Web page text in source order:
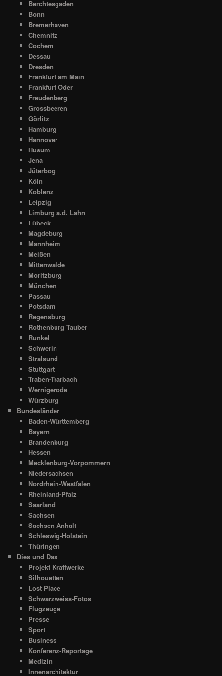
Berchtesgaden
Bonn
Bremerhaven
Chemnitz
Cochem
Dessau
Dresden
Frankfurt am Main
Frankfurt Oder
Freudenberg
Grossbeeren
Görlitz
Hamburg
Hannover
Husum
Jena
Jüterbog
Köln
Koblenz
Leipzig
Limburg a.d. Lahn
Lübeck
Magdeburg
Mannheim
Meißen
Mittenwalde
Moritzburg
München
Passau
Potsdam
Regensburg
Rothenburg Tauber
Runkel
Schwerin
Stralsund
Stuttgart
Traben-Trarbach
Wernigerode
Würzburg
Bundesländer
Baden-Württemberg
Bayern
Brandenburg
Hessen
Mecklenburg-Vorpommern
Niedersachsen
Nordrhein-Westfalen
Rheinland-Pfalz
Saarland
Sachsen
Sachsen-Anhalt
Schleswig-Holstein
Thüringen
Dies und Das
Projekt Kraftwerke
Silhouetten
Lost Place
Schwarzweiss-Fotos
Flugzeuge
Presse
Sport
Business
Konferenz-Reportage
Medizin
Innenarchitektur